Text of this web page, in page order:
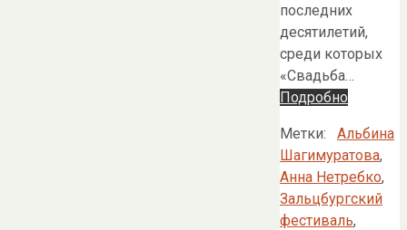
последних
десятилетий,
среди которых
«Свадьба…
Подробно
Метки:
Альбина
Шагимуратова,
Анна Нетребко,
Зальцбургский
фестиваль,